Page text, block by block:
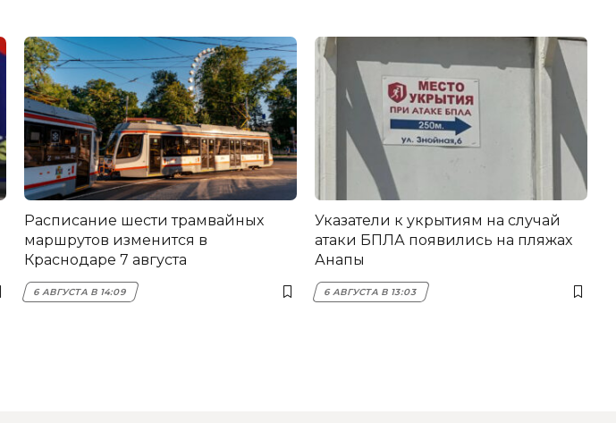
Расписание шести трамвайных
маршрутов изменится в
Краснодаре 7 августа
6 АВГУСТА В 14:09
Указатели к укрытиям на случай
атаки БПЛА появились на пляжах
Анапы
6 АВГУСТА В 13:03